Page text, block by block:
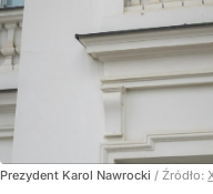
Prezydent Karol Nawrocki / Źródło: